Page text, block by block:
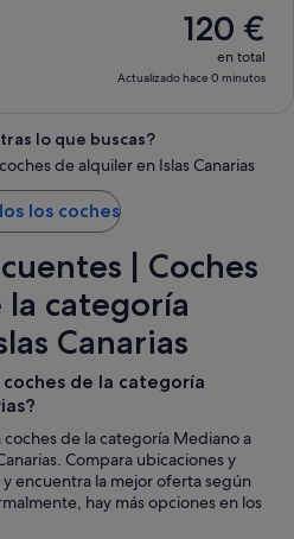
120 €
en total
Actualizado hace 0 minutos
lo que buscas?
de alquiler en Islas Canarias
los coches
| Coches
categoría
Canarias
de la categoría
de la categoría Mediano a
Compara ubicaciones y
encuentra la mejor oferta según
hay más opciones en los